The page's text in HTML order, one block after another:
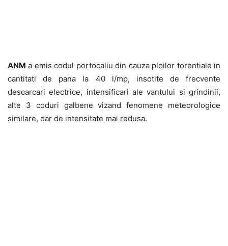
ANM a emis codul portocaliu din cauza ploilor torentiale in
cantitati de pana la 40 l/mp, insotite de frecvente
descarcari electrice, intensificari ale vantului si grindinii,
alte 3 coduri galbene vizand fenomene meteorologice
similare, dar de intensitate mai redusa.